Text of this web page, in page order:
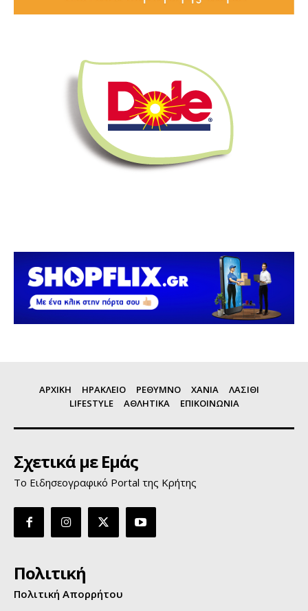
ΑΡΧΙΚΗ ΗΡΑΚΛΕΙΟ ΡΕΘΥΜΝΟ ΧΑΝΙΑ
ΛΑΣΙΘΙ
LIFESTYLE
ΑΘΛΗΤΙΚΑ ΕΠΙΚΟΙΝΩΝΙΑ
Σχετικά με Εμάς
Το Ειδησεογραφικό Portal της Κρήτης
Πολιτική
Πολιτική Απορρήτου